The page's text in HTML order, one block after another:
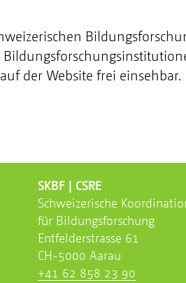
der Website frei einsehbar.
SKBF | CSRE
Schweizerische
für Bildungsforschung
Entfelderstrasse 61
CH-5000 Aarau
+41 62 858 23 90